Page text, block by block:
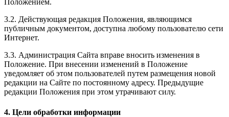
Положением.
3.2. Действующая редакция Положения, являющимся
публичным документом, доступна любому пользователю сети
Интернет.
3.3. Администрация Сайта вправе вносить изменения в
Положение. При внесении изменений в Положение
уведомляет об этом пользователей путем размещения новой
редакции на Сайте по постоянному адресу. Предыдущие
редакции Положения при этом утрачивают силу.
4. Цели обработки информации